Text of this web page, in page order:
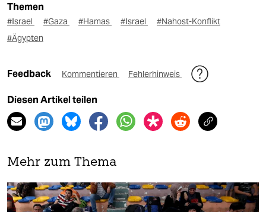
Themen
#Israel #Gaza #Hamas #Israel
#Nahost-Konflikt
#Ägypten
Feedback Kommentieren Fehlerhinweis
Diesen Artikel teilen
Mehr zum Thema